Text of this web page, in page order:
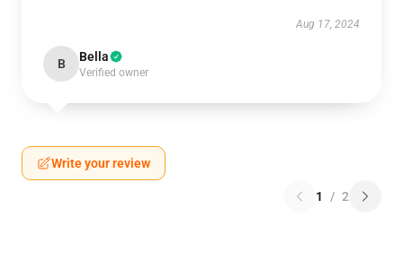
Aug 17, 2024
B Bella
Verified owner
Write your review
1 / 2